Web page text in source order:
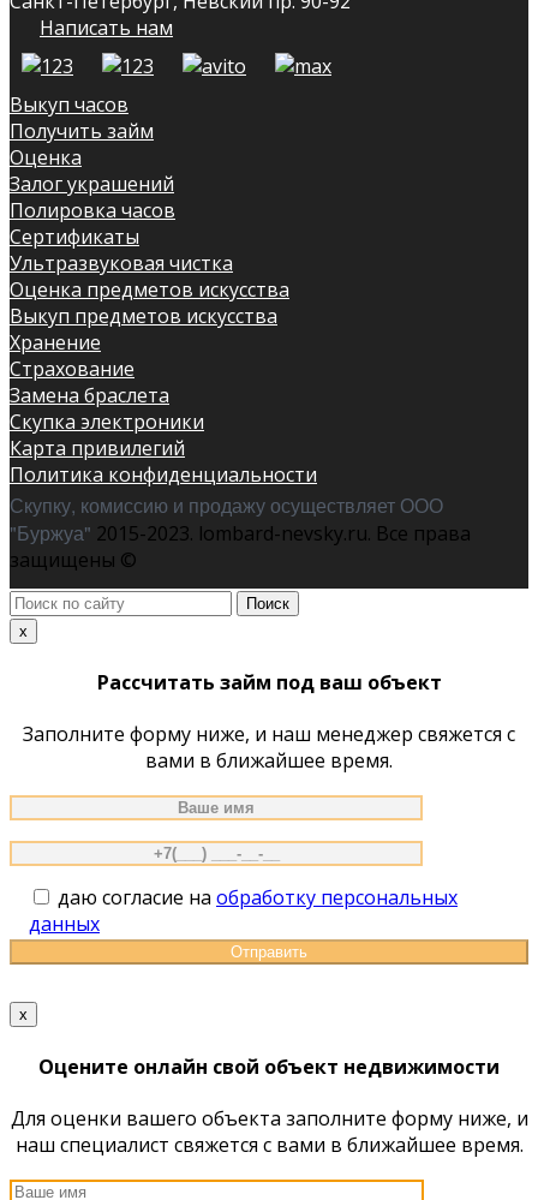
Написать нам
Выкуп часов
Получить займ
Оценка
Залог украшений
Полировка часов
Сертификаты
Ультразвуковая чистка
Оценка предметов искусства
Выкуп предметов искусства
Хранение
Страхование
Замена браслета
Скупка электроники
Карта привилегий
Политика конфиденциальности
Скупку, комиссию и продажу осуществляет ООО
"Буржуа" 2015-2023. lombard-nevsky.ru. Все права
защищены ©
Поиск
по
x
Рассчитать займ под ваш объект
Заполните форму ниже, и наш менеджер свяжется с
вами в ближайшее время.
даю согласие на обработку персональных
данных
x
Оцените онлайн свой объект недвижимости
Для оценки вашего объекта заполните форму ниже, и
наш специалист свяжется с вами в ближайшее время.